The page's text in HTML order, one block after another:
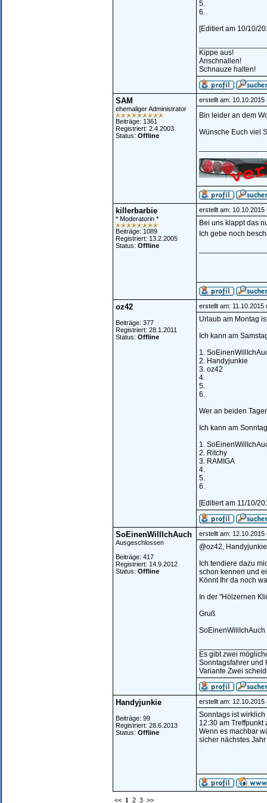
5.
6.
[Editiert am 10/10/
Kippe aus!
Anschnallen!
Schnauze halten!
SAM
ehemaliger Administrator
Beiträge: 1361
Registriert: 2.4.2003
Status: Offline
erstellt am: 10.10.2015
Bin leider an dem
Wünsche Euch viel
killerbarbie
* Moderatorin *
Beiträge: 1089
Registriert: 13.2.2005
Status: Offline
erstellt am: 10.10.2015
Bei uns klappt das
Ich gebe noch
oz42
Beiträge: 377
Registriert: 28.1.2011
Status: Offline
erstellt am: 11.10.2015
Urlaub am Montag
Ich kann am
1.
2. Handyjunkie
3. oz42
4.
5.
6.
Wer an beiden
Ich kann am
1.
2. Ritchy
3. RAMIGA
4.
5.
6.
[Editiert am 11/10/
SoEinenWillIchAuch
Ausgeschlossen
Beiträge: 417
Registriert: 14.9.2012
Status: Offline
erstellt am: 12.10.2015
@oz42, Handyjunkie
Ich tendiere dazu
schon kennen und
Könnt Ihr da noch
In der "Hölzernen
Gruß
SoEinenWillIchAuch
Es gibt zwei
Sonntagsfahrer und
Variante Zwei
Handyjunkie
Beiträge: 99
Registriert: 28.6.2013
Status: Offline
erstellt am: 12.10.2015
Sonntags ist
12:30 am Treffpunkt
Wenn es machbar
sicher nächstes
<< 1 2 3 >>